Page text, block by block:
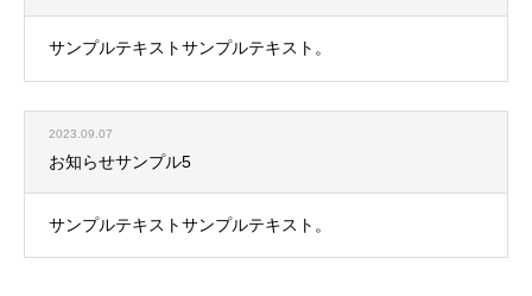
サンプルテキストサンプルテキスト。
2023.09.07
お知らせサンプル5
サンプルテキストサンプルテキスト。